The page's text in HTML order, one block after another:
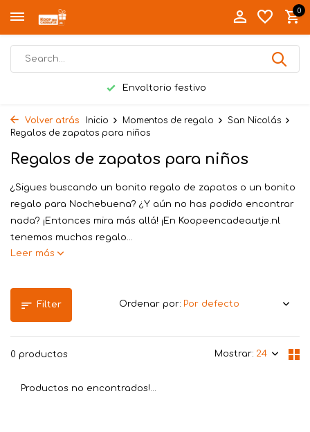
0
Envoltorio festivo
Volver atrás Inicio Momentos de regalo
San Nicolás
Regalos de zapatos para niños
Regalos de zapatos para niños
¿Sigues buscando un bonito regalo de zapatos o un bonito
regalo para Nochebuena? ¿Y aún no has podido encontrar
nada? ¡Entonces mira más allá! ¡En Koopeencadeautje.nl
tenemos muchos regalo...
Leer más
Filter
0 productos Mostrar:
Ordenar por:
Productos no encontrados!...